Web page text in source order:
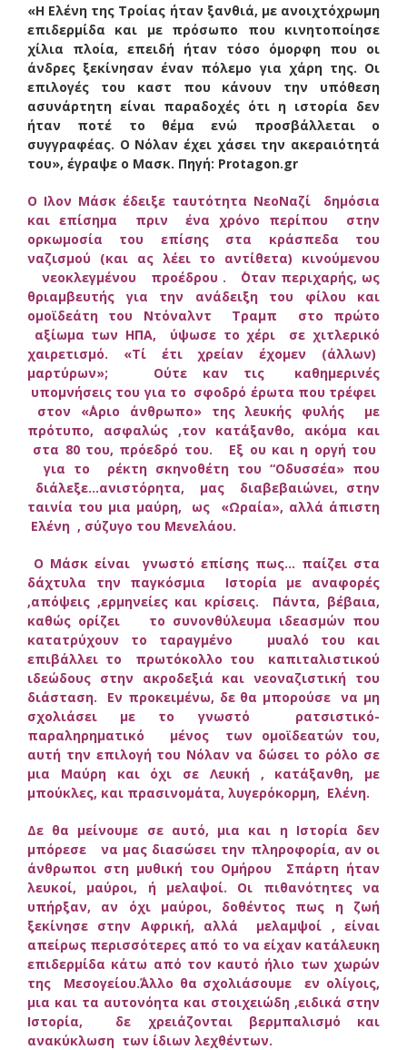
«Η Ελένη της Τροίας ήταν ξανθιά, με ανοιχτόχρωμη
επιδερμίδα και με πρόσωπο που κινητοποίησε
χίλια πλοία, επειδή ήταν τόσο όμορφη που οι
άνδρες ξεκίνησαν έναν πόλεμο για χάρη της. Οι
επιλογές του καστ που κάνουν την υπόθεση
ασυνάρτητη είναι παραδοχές ότι η ιστορία δεν
ήταν ποτέ το θέμα ενώ προσβάλλεται ο
συγγραφέας. Ο Νόλαν έχει χάσει την ακεραιότητά
του», έγραψε ο Μασκ. Πηγή: Protagon.gr
Ο Ιλον Μάσκ έδειξε ταυτότητα ΝεοΝαζί δημόσια
και επίσημα πριν ένα χρόνο περίπου στην
ορκωμοσία του επίσης στα κράσπεδα του
ναζισμού (και ας λέει το αντίθετα) κινούμενου
νεοκλεγμένου προέδρου . ΄Οταν περιχαρής, ως
θριαμβευτής για την ανάδειξη του φίλου και
ομοϊδεάτη του Ντόναλντ Τραμπ στο πρώτο
αξίωμα των ΗΠΑ, ύψωσε το χέρι σε χιτλερικό
χαιρετισμό. «Τί έτι χρείαν έχομεν (άλλων)
μαρτύρων»; Ούτε καν τις καθημερινές
υπομνήσεις του για το σφοδρό έρωτα που τρέφει
στον «΄Αριο άνθρωπο» της λευκής φυλής με
πρότυπο, ασφαλώς ,τον κατάξανθο, ακόμα και
στα 80 του, πρόεδρό του. Εξ ου και η οργή του
για το ρέκτη σκηνοθέτη του “Οδυσσέα» που
διάλεξε…ανιστόρητα, μας διαβεβαιώνει, στην
ταινία του μια μαύρη, ως «Ωραία», αλλά άπιστη
Ελένη , σύζυγο του Μενελάου.
Ο Μάσκ είναι γνωστό επίσης πως… παίζει στα
δάχτυλα την παγκόσμια Ιστορία με αναφορές
,απόψεις ,ερμηνείες και κρίσεις. Πάντα, βέβαια,
καθώς ορίζει το συνονθύλευμα ιδεασμών που
κατατρύχουν το ταραγμένο μυαλό του και
επιβάλλει το πρωτόκολλο του καπιταλιστικού
ιδεώδους στην ακροδεξιά και νεοναζιστική του
διάσταση.
Εν προκειμένω, δε θα μπορούσε να μη
σχολιάσει με το γνωστό ρατσιστικό-
παραληρηματικό μένος των ομοϊδεατών του,
αυτή την επιλογή του Νόλαν να δώσει το ρόλο σε
μια Μαύρη και όχι σε Λευκή , κατάξανθη, με
μπούκλες, και πρασινομάτα, λυγερόκορμη, Ελένη.
Δε θα μείνουμε σε αυτό, μια και η Ιστορία δεν
μπόρεσε να μας διασώσει την πληροφορία, αν οι
άνθρωποι στη μυθική του Ομήρου Σπάρτη ήταν
λευκοί, μαύροι, ή μελαψοί. Οι πιθανότητες να
υπήρξαν, αν όχι μαύροι, δοθέντος πως η ζωή
ξεκίνησε στην Αφρική, αλλά μελαμψοί , είναι
απείρως περισσότερες από το να είχαν κατάλευκη
επιδερμίδα κάτω από τον καυτό ήλιο των χωρών
της Μεσογείου.΄Άλλο θα σχολιάσουμε εν ολίγοις,
μια και τα αυτονόητα και στοιχειώδη ,ειδικά στην
Ιστορία, δε χρειάζονται βερμπαλισμό και
ανακύκλωση των ίδιων λεχθέντων.